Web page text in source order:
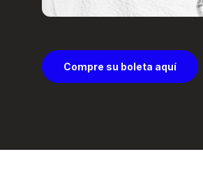
Compre su boleta aquí